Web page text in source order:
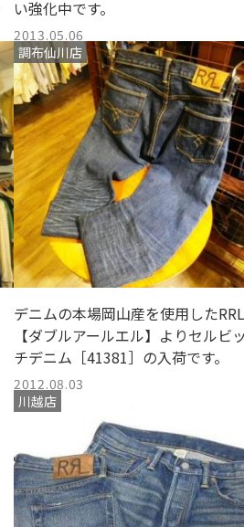
い強化中です。
2013.05.06
調布仙川店
デニムの本場岡山産を使用したRRL
【ダブルアールエル】よりセルビッ
チデニム［41381］の入荷です。
2012.08.03
川越店